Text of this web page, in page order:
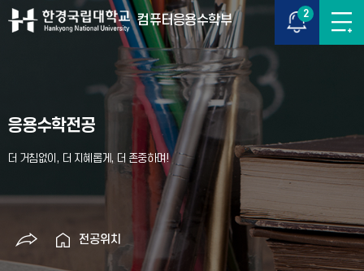
컴퓨터응용수학부 2
응용수학전공
전공위치